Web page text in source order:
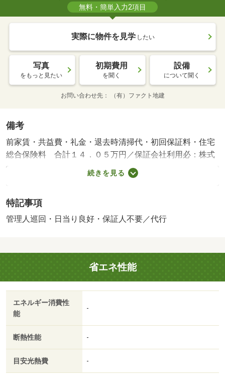
無料・簡単入力2項目
実際に物件を見学 したい
写真
をもっと見たい
初期費用
を聞く
設備
について聞く
お問い合わせ先 （有）ファクト地建
備考
前家賃・共益費・礼金・退去時清掃代・初回保証料・住宅
総合保険料 合計１４．０５万円／保証会社利用必：株式
会社 いえらぶパートナーズ・月額保証料０円・口座引落
手数料３３０円（税込）・更新保証料１万円（年間）／仲
（月額０．６６万円）。空状況、随時要確認／バストイレ
別／エアコン／フローリング／室内洗濯置／陽当り良好／
要／バイク置場／全居室フローリング／眺望良好／外壁コ
ンクリート／初期費用１５万円以下／耐震構造／全室東南
向き／敷地内ごみ置き場／東南向き／当社管理物件／都市
ガス／南面バルコニー／ＣＡＴＶ使用料不要／通風良好／
巡回管理／アルク今宿店（スーパー）まで４８８ｍ／セブ
ンイレブン周南新宿通店（コンビニ）まで２２９ｍ／クス
ｍ／ホームセンタージュンテンドー緑町店（ホームセンタ
ー）まで７３７ｍ／周南市役所（役所）まで１１１１ｍ／
山口銀行徳山西支店（銀行）まで４８０ｍ/賃貸戸数:45戸
続きを見る
特記事項
管理人巡回・日当り良好・保証人不要／代行
省エネ性能
エネルギー消費性
能
-
断熱性能 -
目安光熱費 -